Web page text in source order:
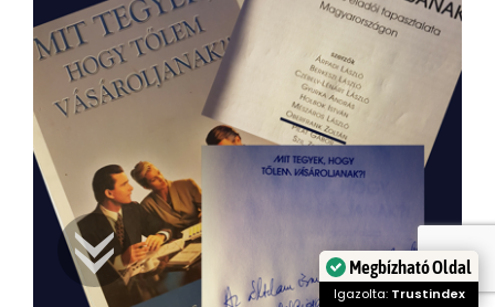
Megbízható Oldal
Igazolta: Trustindex